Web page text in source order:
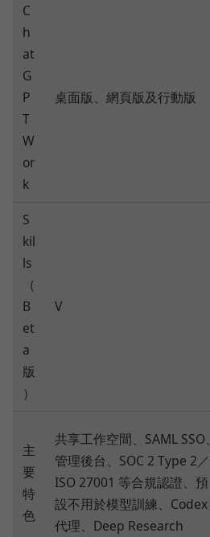
C
h
at
G
P
T
W
or
k
桌面版、網頁版及行動版
S
kil
ls
（
B
et
a
版
）
V
主
要
特
色
共享工作空間、SAML SSO、
管理後台、SOC 2 Type 2／
ISO 27001 等合規認證、預
設不用於模型訓練、Codex
代理、Deep Research